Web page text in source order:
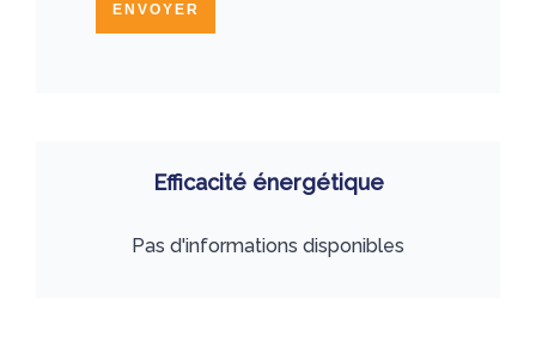
ENVOYER
Efficacité énergétique
Pas d'informations disponibles